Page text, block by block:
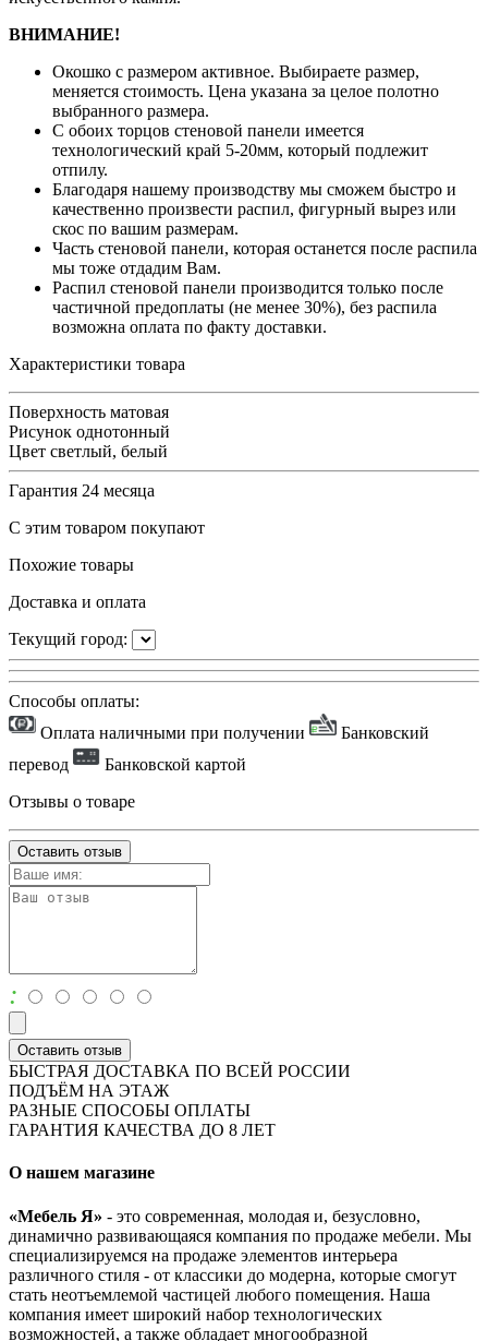
ВНИМАНИЕ!
Окошко с размером активное. Выбираете размер,
меняется стоимость. Цена указана за целое полотно
выбранного размера.
С обоих торцов стеновой панели имеется
технологический край 5-20мм, который подлежит
отпилу.
Благодаря нашему производству мы сможем быстро и
качественно произвести распил, фигурный вырез или
скос по вашим размерам.
Часть стеновой панели, которая останется после распила
мы тоже отдадим Вам.
Распил стеновой панели производится только после
частичной предоплаты (не менее 30%), без распила
возможна оплата по факту доставки.
Характеристики товара
Поверхность матовая
Рисунок однотонный
Цвет светлый, белый
Гарантия 24 месяца
С этим товаром покупают
Похожие товары
Доставка и оплата
Текущий город:
Способы оплаты:
Оплата наличными при получении
Банковский
перевод
Банковской картой
Отзывы о товаре
Оставить отзыв
:
Оставить отзыв
БЫСТРАЯ ДОСТАВКА ПО ВСЕЙ РОССИИ
ПОДЪЁМ НА ЭТАЖ
РАЗНЫЕ СПОСОБЫ ОПЛАТЫ
ГАРАНТИЯ КАЧЕСТВА ДО 8 ЛЕТ
О нашем магазине
«Мебель Я» - это современная, молодая и, безусловно,
динамично развивающаяся компания по продаже мебели. Мы
специализируемся на продаже элементов интерьера
различного стиля - от классики до модерна, которые смогут
стать неотъемлемой частицей любого помещения. Наша
компания имеет широкий набор технологических
возможностей, а также обладает многообразной